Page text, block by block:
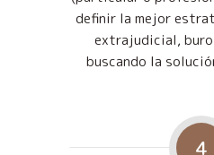
definir la mejor
extrajudicial,
buscando la
4